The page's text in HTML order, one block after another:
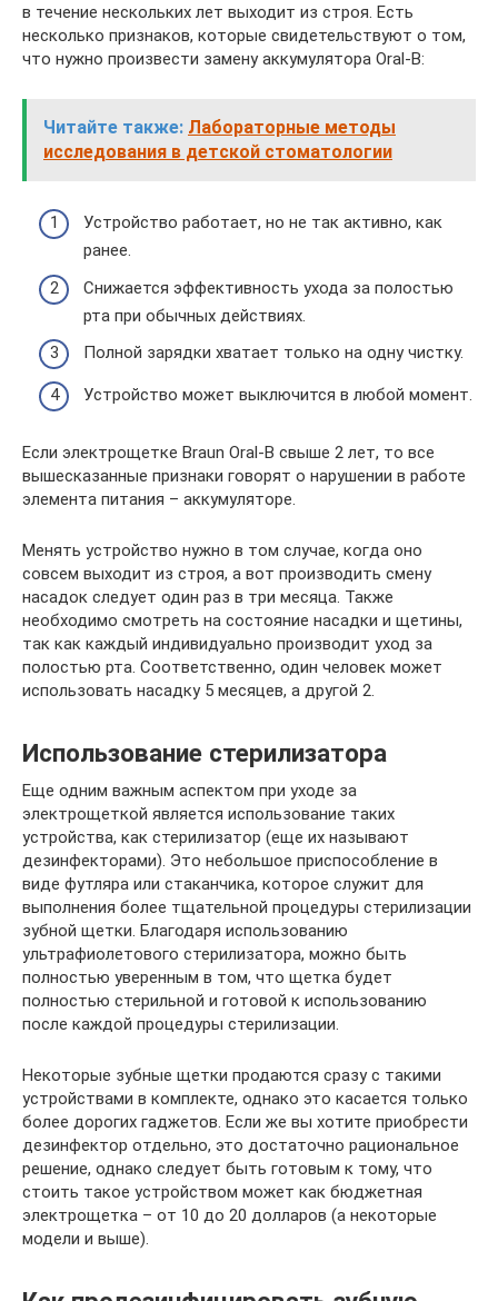
в течение нескольких лет выходит из строя. Есть
несколько признаков, которые свидетельствуют о том,
что нужно произвести замену аккумулятора Oral-B:
Читайте также: Лабораторные методы
исследования в детской стоматологии
Устройство работает, но не так активно, как
ранее.
Снижается эффективность ухода за полостью
рта при обычных действиях.
Полной зарядки хватает только на одну чистку.
Устройство может выключится в любой момент.
Если электрощетке Braun Oral-B свыше 2 лет, то все
вышесказанные признаки говорят о нарушении в работе
элемента питания – аккумуляторе.
Менять устройство нужно в том случае, когда оно
совсем выходит из строя, а вот производить смену
насадок следует один раз в три месяца. Также
необходимо смотреть на состояние насадки и щетины,
так как каждый индивидуально производит уход за
полостью рта. Соответственно, один человек может
использовать насадку 5 месяцев, а другой 2.
Использование стерилизатора
Еще одним важным аспектом при уходе за
электрощеткой является использование таких
устройства, как стерилизатор (еще их называют
дезинфекторами). Это небольшое приспособление в
виде футляра или стаканчика, которое служит для
выполнения более тщательной процедуры стерилизации
зубной щетки. Благодаря использованию
ультрафиолетового стерилизатора, можно быть
полностью уверенным в том, что щетка будет
полностью стерильной и готовой к использованию
после каждой процедуры стерилизации.
Некоторые зубные щетки продаются сразу с такими
устройствами в комплекте, однако это касается только
более дорогих гаджетов. Если же вы хотите приобрести
дезинфектор отдельно, это достаточно рациональное
решение, однако следует быть готовым к тому, что
стоить такое устройством может как бюджетная
электрощетка – от 10 до 20 долларов (а некоторые
модели и выше).